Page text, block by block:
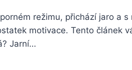
režimu, přichází jaro a
motivace. Tento článek
Jarní…